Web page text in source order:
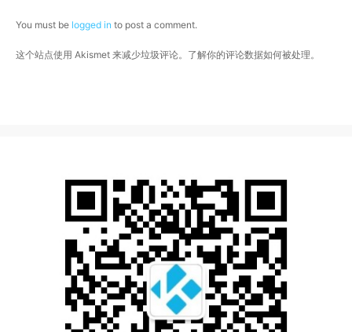
You must be logged in to post a comment.
这个站点使用 Akismet 来减少垃圾评论。 了解你的评论数据如何被处理。